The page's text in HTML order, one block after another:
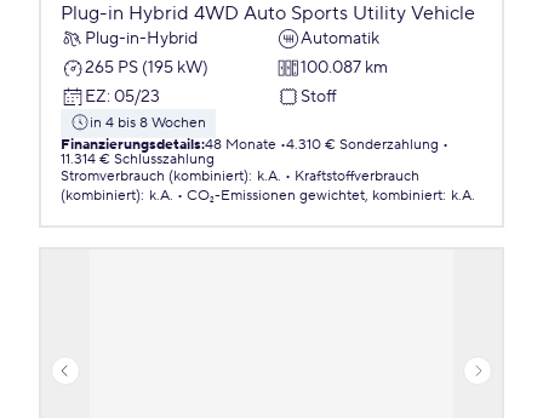
Plug-in Hybrid 4WD Auto Sports Utility Vehicle
Plug-in-Hybrid
Automatik
265 PS (195 kW)
100.087 km
EZ: 05/23 Stoff
in 4 bis 8 Wochen
Finanzierungsdetails:48 Monate 4.310 € Sonderzahlung
11.314 € Schlusszahlung
Stromverbrauch (kombiniert): k.A.
Kraftstoffverbrauch
(kombiniert): k.A. CO₂-Emissionen gewichtet, kombiniert: k.A.